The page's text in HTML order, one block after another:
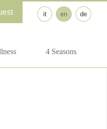
it en de
4 Seasons